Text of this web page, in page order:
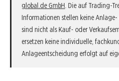
global.de GmbH . Die auf Trading-
Informationen stellen keine
sind nicht als Kauf- oder
ersetzen keine individuelle,
Anlageentscheidung erfolgt auf